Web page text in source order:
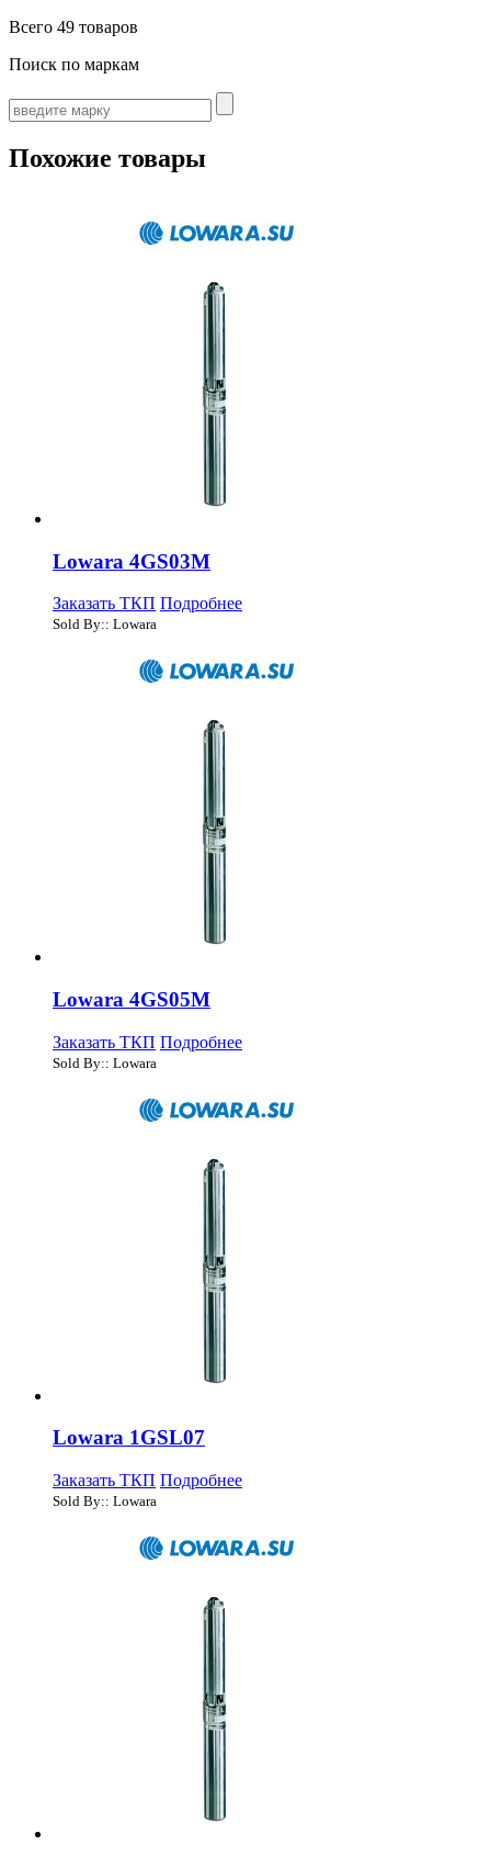
Всего 49 товаров
Поиск по маркам
Похожие товары
Lowara 4GS03M
Заказать ТКП Подробнее
Sold By:: Lowara
Lowara 4GS05M
Заказать ТКП Подробнее
Sold By:: Lowara
Lowara 1GSL07
Заказать ТКП Подробнее
Sold By:: Lowara